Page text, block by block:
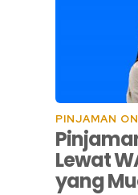
PINJAMAN
Lewat
yang